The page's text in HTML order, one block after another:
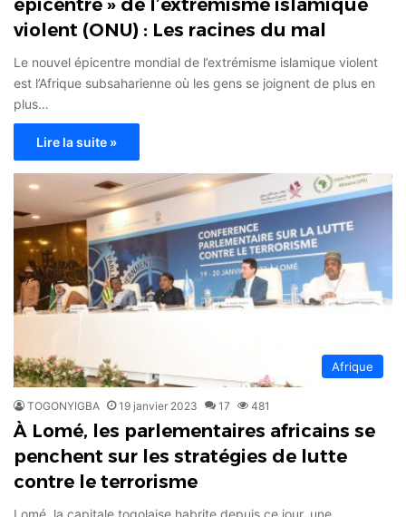
épicentre » de l’extrémisme islamique
violent (ONU) : Les racines du mal
Le nouvel épicentre mondial de l’extrémisme islamique violent
est l’Afrique subsaharienne où les gens se joignent de plus en
plus…
Lire la suite »
Afrique
TOGONYIGBA 19 janvier 2023 17 481
À Lomé, les parlementaires africains se
penchent sur les stratégies de lutte
contre le terrorisme
Lomé, la capitale togolaise habrite depuis ce jour, une